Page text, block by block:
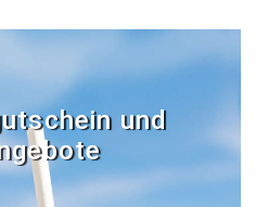
und